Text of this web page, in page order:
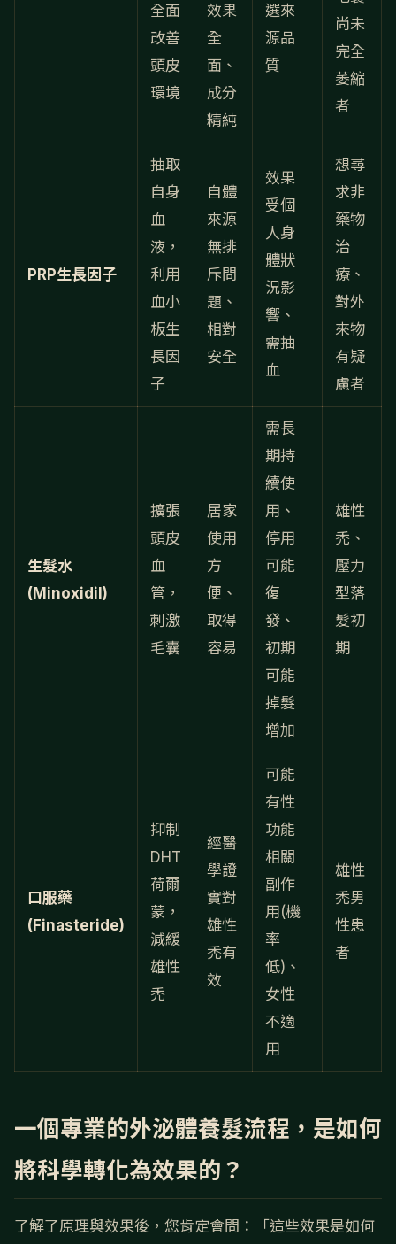
全面
改善
頭皮
環境
效果
全
面、
成分
精純
選來
源品
質
尚未
完全
萎縮
者
PRP生長因子
抽取
自身
血
液，
利用
血小
板生
長因
子
自體
來源
無排
斥問
題、
相對
安全
效果
受個
人身
體狀
況影
響、
需抽
血
想尋
求非
藥物
治
療、
對外
來物
有疑
慮者
生髮水
(Minoxidil)
擴張
頭皮
血
管，
刺激
毛囊
居家
使用
方
便、
取得
容易
需長
期持
續使
用、
停用
可能
復
發、
初期
可能
掉髮
增加
雄性
禿、
壓力
型落
髮初
期
口服藥
(Finasteride)
抑制
DHT
荷爾
蒙，
減緩
雄性
禿
經醫
學證
實對
雄性
禿有
效
可能
有性
功能
相關
副作
用(機
率
低)、
女性
不適
用
雄性
禿男
性患
者
一個專業的外泌體養髮流程，是如何
將科學轉化為效果的？
了解了原理與效果後，您肯定會問：「這些效果是如何